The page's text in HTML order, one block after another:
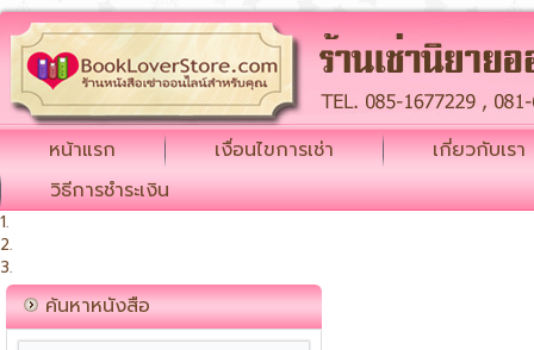
หน้าแรก เงื่อนไขการเช่า
เกี่ยวกับเรา
วิธีการชำระเงิน
ค้นหาหนังสือ